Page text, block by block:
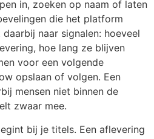
in, zoeken op naam of laten
die het platform
naar signalen: hoeveel
hoe lang ze blijven
voor een volgende
opslaan of volgen. Een
mensen niet binnen de
zwaar mee.
bij je titels. Een aflevering